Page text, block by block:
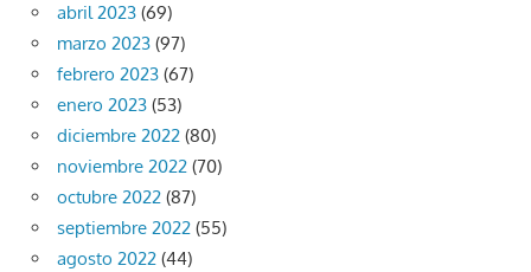
abril 2023 (69)
marzo 2023 (97)
febrero 2023 (67)
enero 2023 (53)
diciembre 2022 (80)
noviembre 2022 (70)
octubre 2022 (87)
septiembre 2022 (55)
agosto 2022 (44)